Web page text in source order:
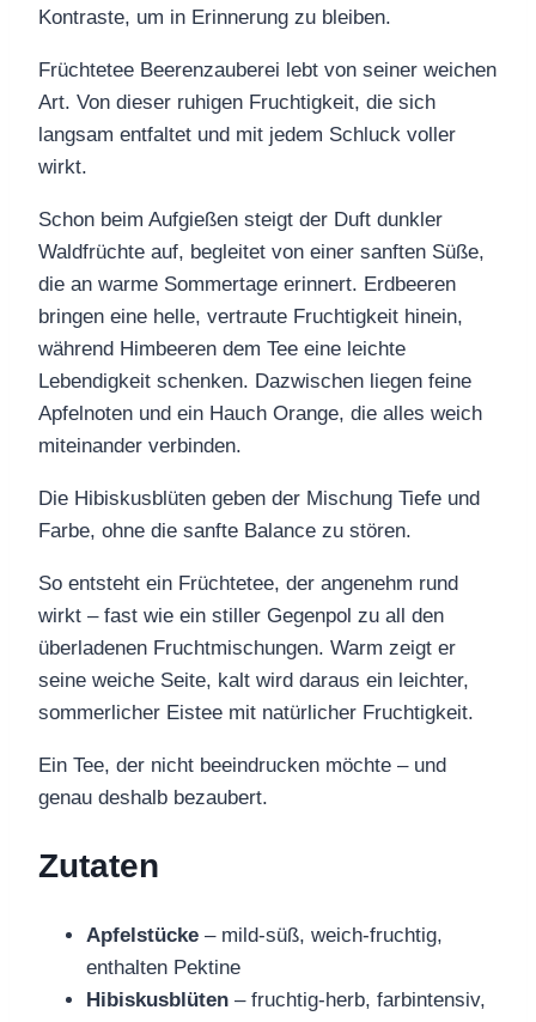
Kontraste, um in Erinnerung zu bleiben.
Früchtetee Beerenzauberei lebt von seiner weichen
Art. Von dieser ruhigen Fruchtigkeit, die sich
langsam entfaltet und mit jedem Schluck voller
wirkt.
Schon beim Aufgießen steigt der Duft dunkler
Waldfrüchte auf, begleitet von einer sanften Süße,
die an warme Sommertage erinnert. Erdbeeren
bringen eine helle, vertraute Fruchtigkeit hinein,
während Himbeeren dem Tee eine leichte
Lebendigkeit schenken. Dazwischen liegen feine
Apfelnoten und ein Hauch Orange, die alles weich
miteinander verbinden.
Die Hibiskusblüten geben der Mischung Tiefe und
Farbe, ohne die sanfte Balance zu stören.
So entsteht ein Früchtetee, der angenehm rund
wirkt – fast wie ein stiller Gegenpol zu all den
überladenen Fruchtmischungen. Warm zeigt er
seine weiche Seite, kalt wird daraus ein leichter,
sommerlicher Eistee mit natürlicher Fruchtigkeit.
Ein Tee, der nicht beeindrucken möchte – und
genau deshalb bezaubert.
Zutaten
Apfelstücke – mild-süß, weich-fruchtig,
enthalten Pektine
Hibiskusblüten – fruchtig-herb, farbintensiv,